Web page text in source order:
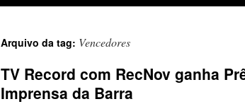
Arquivo da tag: Vencedores
TV Record com RecNov ganha
Imprensa da Barra